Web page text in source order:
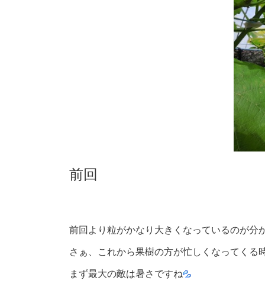
前回
前回より粒がかなり大きくなっているのが分
さぁ、これから果樹の方が忙しくなってくる
まず最大の敵は暑さですね